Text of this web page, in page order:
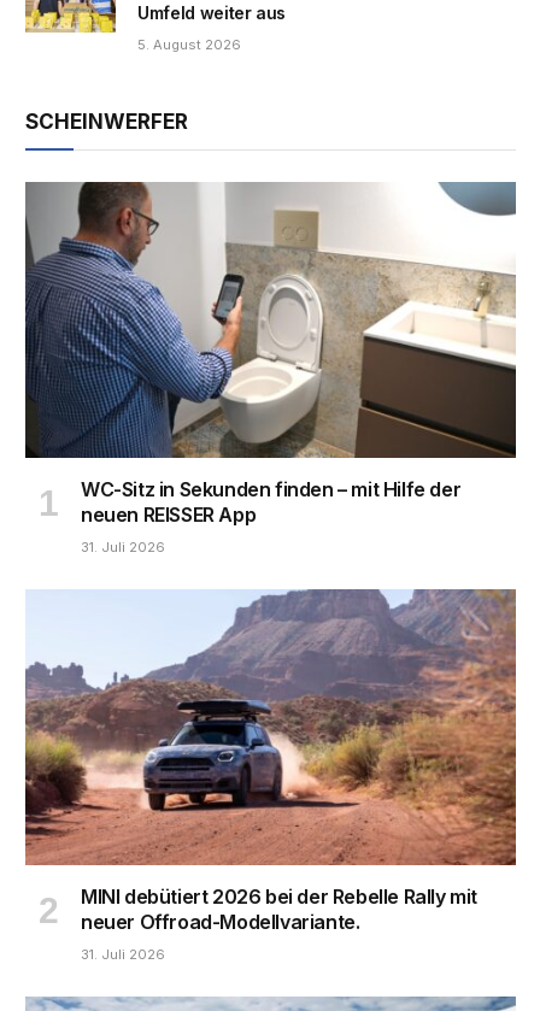
Umfeld weiter aus
5. August 2026
SCHEINWERFER
WC-Sitz in Sekunden finden – mit Hilfe der
neuen REISSER App
31. Juli 2026
MINI debütiert 2026 bei der Rebelle Rally mit
neuer Offroad-Modellvariante.
31. Juli 2026